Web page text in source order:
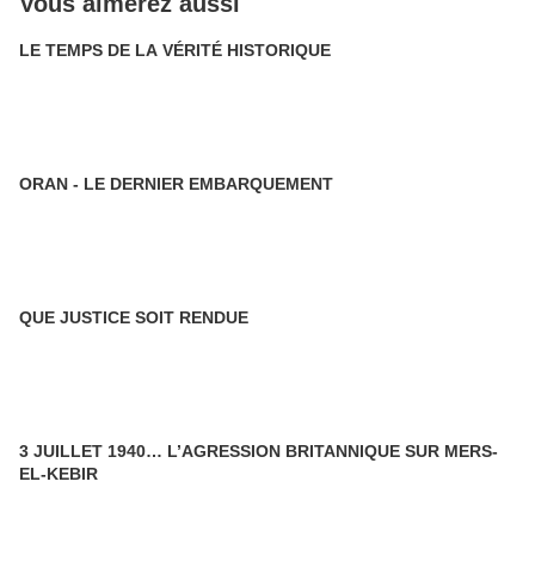
LE TEMPS DE LA VÉRITÉ HISTORIQUE
ORAN - LE DERNIER EMBARQUEMENT
QUE JUSTICE SOIT RENDUE
3 JUILLET 1940… L’AGRESSION BRITANNIQUE SUR MERS-
EL-KEBIR